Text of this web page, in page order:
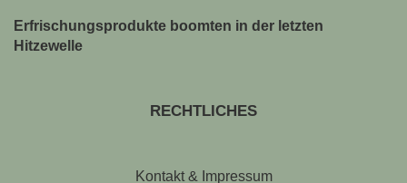
Erfrischungsprodukte boomten in der letzten
Hitzewelle
RECHTLICHES
Kontakt & Impressum